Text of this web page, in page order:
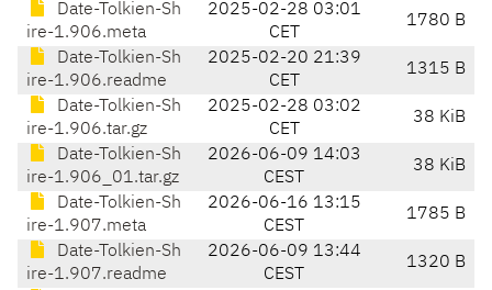
Date-Tolkien-Sh
ire-1.906.meta
2025-02-28 03:01
CET
1780 B
Date-Tolkien-Sh
ire-1.906.readme
2025-02-20 21:39
CET
1315 B
Date-Tolkien-Sh
ire-1.906.tar.gz
2025-02-28 03:02
CET
38 KiB
Date-Tolkien-Sh
ire-1.906_01.tar.gz
2026-06-09 14:03
CEST
38 KiB
Date-Tolkien-Sh
ire-1.907.meta
2026-06-16 13:15
CEST
1785 B
Date-Tolkien-Sh
ire-1.907.readme
2026-06-09 13:44
CEST
1320 B